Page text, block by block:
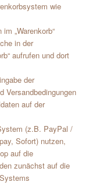
wie
„Warenkorb“
in der
aufrufen und dort
der
Versandbedingungen
auf der
(z.B. PayPal /
Sofort) nutzen,
auf die
zunächst auf die